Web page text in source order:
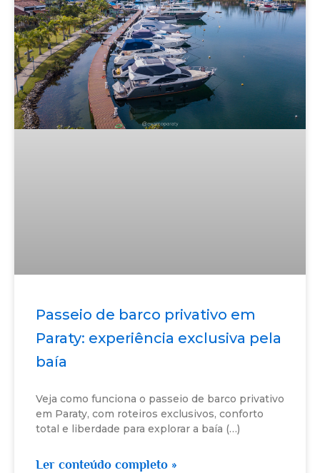
Passeio de barco privativo em
Paraty: experiência exclusiva pela
baía
Veja como funciona o passeio de barco privativo
em Paraty, com roteiros exclusivos, conforto
total e liberdade para explorar a baía (…)
Ler conteúdo completo »